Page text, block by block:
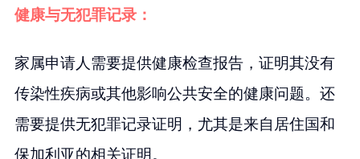
健康与无犯罪记录：
家属申请人需要提供健康检查报告，证明其没有
传染性疾病或其他影响公共安全的健康问题。还
需要提供无犯罪记录证明，尤其是来自居住国和
保加利亚的相关证明。